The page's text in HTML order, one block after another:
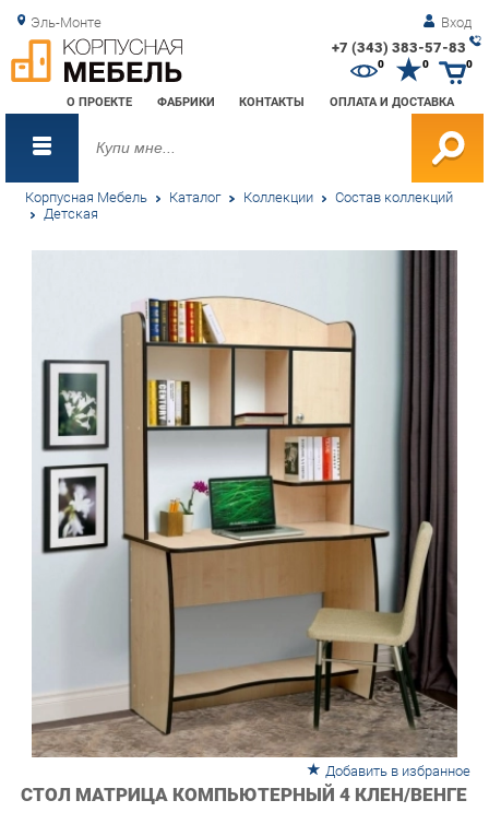
Эль-Монте Вход
+7 (343) 383-57-83
О ПРОЕКТЕ ФАБРИКИ КОНТАКТЫ ОПЛАТА И ДОСТАВКА
0 0
Корпусная Мебель Каталог Коллекции Состав коллекций
Детская
Добавить в избранное
СТОЛ МАТРИЦА КОМПЬЮТЕРНЫЙ 4 КЛЕН/ВЕНГЕ
Рейтинг: (голосов:0 )